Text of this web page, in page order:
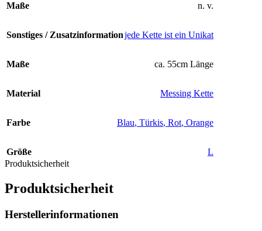
Maße n. v.
Sonstiges / Zusatzinformationjede Kette ist ein Unikat
Maße ca. 55cm Länge
Material Messing Kette
Farbe Blau, Türkis, Rot, Orange
Größe
L
Produktsicherheit
Produktsicherheit
Herstellerinformationen